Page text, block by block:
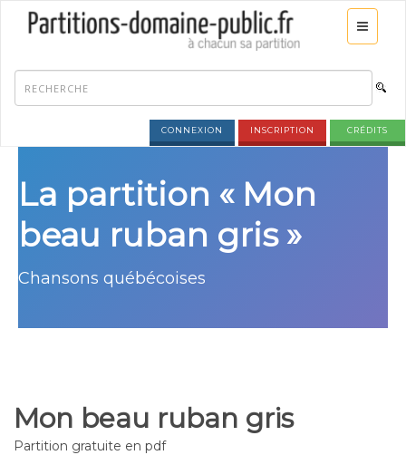
CONNEXION INSCRIPTION CRÉDITS
La partition « Mon
beau ruban gris »
Chansons québécoises
Mon beau ruban gris
Partition gratuite en pdf